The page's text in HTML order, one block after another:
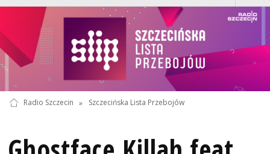
Radio Szczecin » Szczecińska Lista Przebojów